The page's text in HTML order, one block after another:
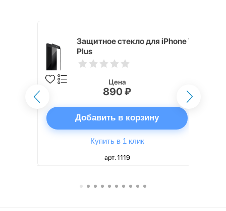
Защитное стекло для iPhone 7
Plus
Цена
890 ₽
Добавить в корзину
Купить в 1 клик
арт. 1119